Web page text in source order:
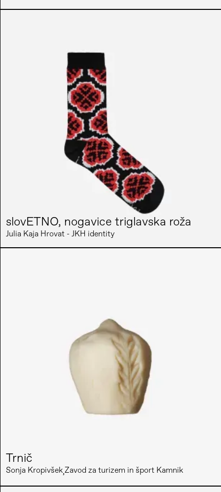
slovETNO, nogavice triglavska roža
Julia Kaja Hrovat - JKH identity
Trnič
Sonja Kropivšek Zavod za turizem in šport Kamnik